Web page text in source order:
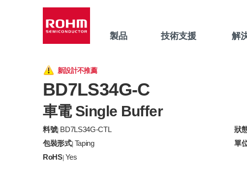
製品 技術支援 解
新設計不推薦
BD7LS34G-C
車電 Single Buffer
料號| BD7LS34G-CTL 狀
包裝形式| Taping 單
RoHS| Yes